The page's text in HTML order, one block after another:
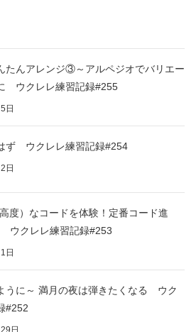
たんアレンジ③～アルペジオでバリエー
ウクレレ練習記録#255
日
ず ウクレレ練習記録#254
日
度）なコードを体験！定番コード進
クレレ練習記録#253
日
うに～ 満月の夜は弾きたくなる ウク
#252
日